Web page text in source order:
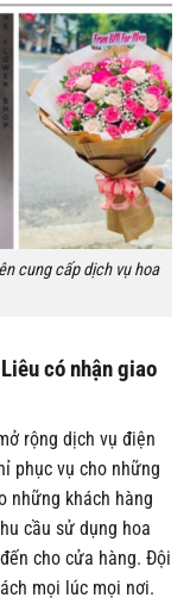
cung cấp dịch vụ hoa
có nhận giao
rộng dịch vụ điện
phục vụ cho những
những khách hàng
cầu sử dụng hoa
cho cửa hàng. Đội
mọi lúc mọi nơi.